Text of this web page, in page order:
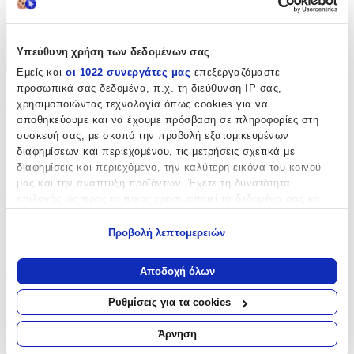
Υπεύθυνη χρήση των δεδομένων σας
Εμείς και οι 1022 συνεργάτες μας επεξεργαζόμαστε
προσωπικά σας δεδομένα, π.χ. τη διεύθυνση IP σας,
χρησιμοποιώντας τεχνολογία όπως cookies για να
αποθηκεύουμε και να έχουμε πρόσβαση σε πληροφορίες στη
συσκευή σας, με σκοπό την προβολή εξατομικευμένων
διαφημίσεων και περιεχομένου, τις μετρήσεις σχετικά με
διαφημίσεις και περιεχόμενο, την καλύτερη εικόνα του κοινού
μας και την ανάπτυξη προϊόντων. Έχετε τη δυνατότητα
Να συλλέξουμε πληροφορίες σχετικά με τη γεωγραφική
σας τοποθεσία, οι οποίες μπορεί να είναι ακριβείς σε
απόσταση μερικών μέτρων
Να αναγνωρίσουμε τη συσκευή σας σαρώνοντας ενεργά
για συγκεκριμένα χαρακτηριστικά (δακτυλικό αποτύπωμα)
Μάθετε περισσότερα σχετικά με τον τρόπο επεξεργασίας των
Προβολή λεπτομερειών
Αποδοχή όλων
Ρυθμίσεις για τα cookies
Άρνηση
Χαρακτηριστικά
Κατασκευαστής :
Santoro
Βασικά Χαρακτηριστικά
Τύπος